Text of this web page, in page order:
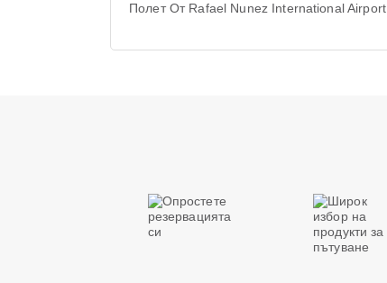
Полет От Rafael Nunez International Airport